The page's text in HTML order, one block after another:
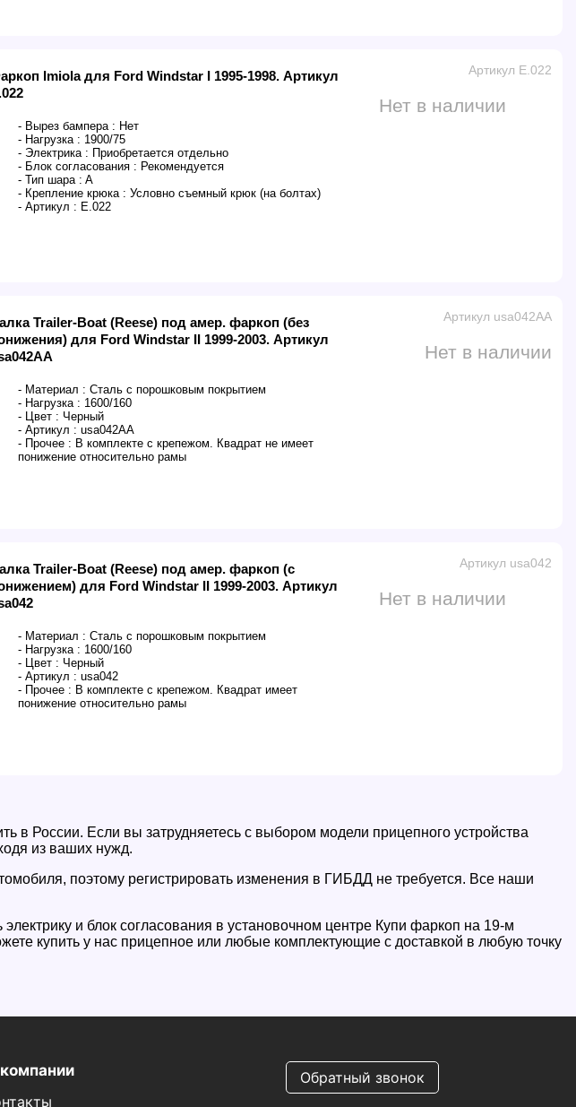
Imiola для Ford Windstar I 1995-1998. Артикул
- Вырез бампера : Нет
- Нагрузка : 1900/75
- Электрика : Приобретается отдельно
- Блок согласования : Рекомендуется
- Тип шара : A
- Крепление крюка : Условно съемный крюк (на болтах)
- Артикул : E.022
Артикул E.022
Нет в наличии
Trailer-Boat (Reese) под амер. фаркоп (без
для Ford Windstar II 1999-2003. Артикул
- Материал : Сталь с порошковым покрытием
- Нагрузка : 1600/160
- Цвет : Черный
- Артикул : usa042AA
- Прочее : В комплекте с крепежом. Квадрат не имеет
понижение относительно рамы
Артикул usa042AA
Нет в наличии
Trailer-Boat (Reese) под амер. фаркоп (с
для Ford Windstar II 1999-2003. Артикул
- Материал : Сталь с порошковым покрытием
- Нагрузка : 1600/160
- Цвет : Черный
- Артикул : usa042
- Прочее : В комплекте с крепежом. Квадрат имеет
понижение относительно рамы
Артикул usa042
Нет в наличии
России. Если вы затрудняетесь с выбором модели прицепного устройства
из ваших нужд.
поэтому регистрировать изменения в ГИБДД не требуется. Все наши
и блок согласования в установочном центре Купи фаркоп на 19-м
купить у нас прицепное или любые комплектующие с доставкой в любую точку
Обратный звонок